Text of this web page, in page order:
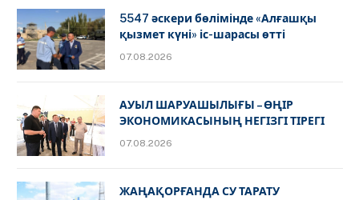
5547 әскери бөлімінде «Алғашқы
қызмет күні» іс-шарасы өтті
07.08.2026
АУЫЛ ШАРУАШЫЛЫҒЫ – ӨҢІР
ЭКОНОМИКАСЫНЫҢ НЕГІЗГІ ТІРЕГІ
07.08.2026
ЖАҢАҚОРҒАНДА СУ ТАРАТУ